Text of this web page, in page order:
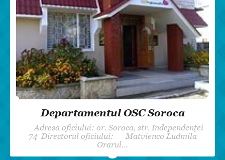
Departamentul OSC Soroca
Adresa oficiului: or. Soroca, str. Independenței
74 Directorul oficiului: Matvienco Ludmila
Orarul…